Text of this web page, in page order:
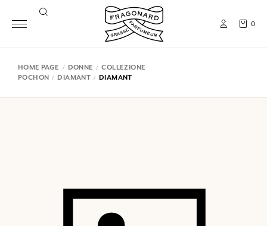
0
HOME PAGE DONNE
COLLEZIONE
POCHON
DIAMANT DIAMANT